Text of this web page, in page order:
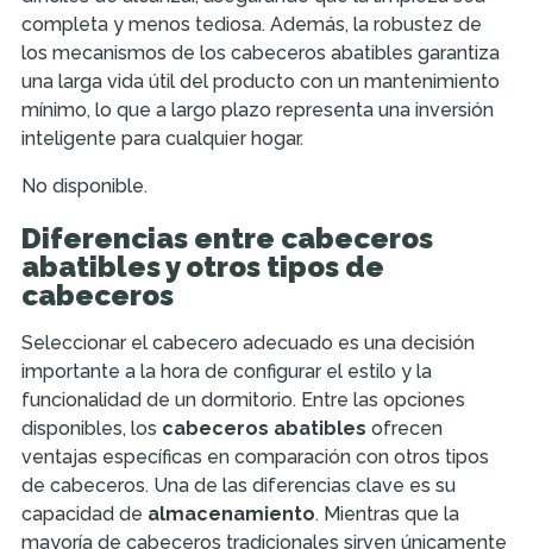
completa y menos tediosa. Además, la robustez de
los mecanismos de los cabeceros abatibles garantiza
una larga vida útil del producto con un mantenimiento
mínimo, lo que a largo plazo representa una inversión
inteligente para cualquier hogar.
No disponible.
Diferencias entre cabeceros
abatibles y otros tipos de
cabeceros
Seleccionar el cabecero adecuado es una decisión
importante a la hora de configurar el estilo y la
funcionalidad de un dormitorio. Entre las opciones
disponibles, los cabeceros abatibles ofrecen
ventajas específicas en comparación con otros tipos
de cabeceros. Una de las diferencias clave es su
capacidad de almacenamiento. Mientras que la
mayoría de cabeceros tradicionales sirven únicamente